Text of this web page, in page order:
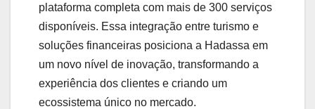
plataforma completa com mais de 300 serviços
disponíveis. Essa integração entre turismo e
soluções financeiras posiciona a Hadassa em
um novo nível de inovação, transformando a
experiência dos clientes e criando um
ecossistema único no mercado.